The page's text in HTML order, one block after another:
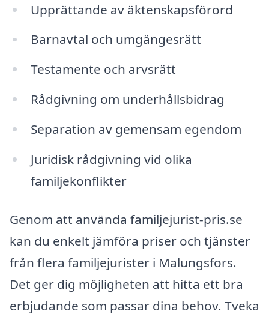
Upprättande av äktenskapsförord
Barnavtal och umgängesrätt
Testamente och arvsrätt
Rådgivning om underhållsbidrag
Separation av gemensam egendom
Juridisk rådgivning vid olika
familjekonflikter
Genom att använda familjejurist-pris.se
kan du enkelt jämföra priser och tjänster
från flera familjejurister i Malungsfors.
Det ger dig möjligheten att hitta ett bra
erbjudande som passar dina behov. Tveka